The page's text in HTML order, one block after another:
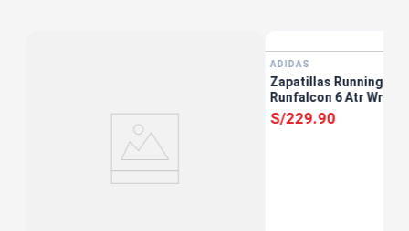
ADIDAS
Zapatillas Running
Runfalcon 6 Atr Wr W
S/229.90